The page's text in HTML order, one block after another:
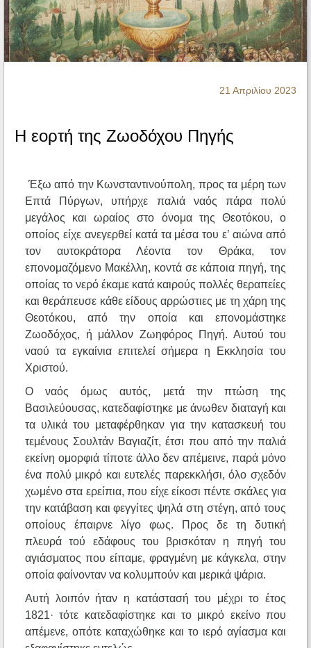
Ηχητικά
21 Απριλίου 2023
Η εορτή της Ζωοδόχου Πηγής
Έξω από την Κωνσταντινούπολη, προς τα μέρη των
Επτά Πύργων, υπήρχε παλιά ναός πάρα πολύ
μεγάλος και ωραίος στο όνομα της Θεοτόκου, ο
οποίος είχε ανεγερθεί κατά τα μέσα του ε’ αιώνα από
τον αυτοκράτορα Λέοντα τον Θράκα, τον
επονομαζόμενο Μακέλλη, κοντά σε κάποια πηγή, της
οποίας το νερό έκαμε κατά καιρούς πολλές θεραπείες
και θεράπευσε κάθε είδους αρρώστιες με τη χάρη της
Θεοτόκου, από την οποία και επονομάστηκε
Ζωοδόχος, ή μάλλον Ζωηφόρος Πηγή. Αυτού του
ναού τα εγκαίνια επιτελεί σήμερα η Εκκλησία του
Χριστού.
Ο ναός όμως αυτός, μετά την πτώση της
Βασιλεύουσας, κατεδαφίστηκε με άνωθεν διαταγή και
τα υλικά του μεταφέρθηκαν για την κατασκευή του
τεμένους Σουλτάν Βαγιαζίτ, έτσι που από την παλιά
εκείνη ομορφιά τίποτε άλλο δεν απέμεινε, παρά μόνο
ένα πολύ μικρό και ευτελές παρεκκλήσι, όλο σχεδόν
χωμένο στα ερείπια, που είχε είκοσι πέντε σκάλες για
την κατάβαση και φεγγίτες ψηλά στη στέγη, από τους
οποίους έπαιρνε λίγο φως. Προς δε τη δυτική
πλευρά τού εδάφους του βρισκόταν η πηγή του
αγιάσματος που είπαμε, φραγμένη με κάγκελα, στην
οποία φαίνονταν να κολυμπούν και μερικά ψάρια.
Αυτή λοιπόν ήταν η κατάστασή του μέχρι το έτος
1821· τότε κατεδαφίστηκε και το μικρό εκείνο που
απέμενε, οπότε καταχώθηκε και το ιερό αγίασμα και